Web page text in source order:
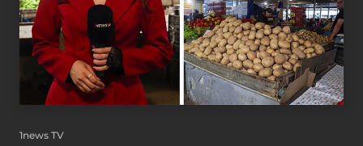
1news TV